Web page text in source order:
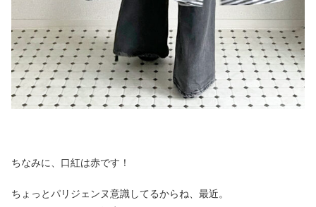
ちなみに、口紅は赤です！
ちょっとパリジェンヌ意識してるからね、最近。